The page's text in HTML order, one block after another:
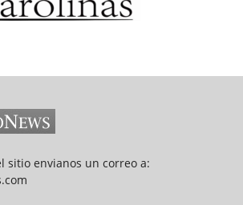
sitio envianos un correo a: